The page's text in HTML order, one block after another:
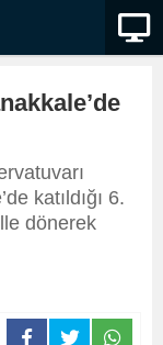
katıldığı 6.
dönerek